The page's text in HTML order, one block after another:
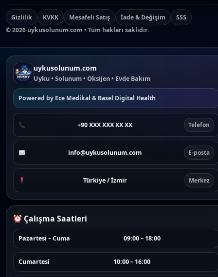
Gizlilik KVKK Mesafeli Satış İade & Değişim
SSS
©2026 uykusolunum.com • Tüm hakları saklıdır.
uykusolunum.com
Uyku • Solunum • Oksijen • Evde Bakım
Powered by Ece Medikal & Basel Digital Health
+90 XXX XXX XX XX Telefon
info@uykusolunum.com E-posta
Türkiye / İzmir Merkez
Çalışma Saatleri
Pazartesi – Cuma 09:00 – 18:00
Cumartesi 10:00 – 16:00